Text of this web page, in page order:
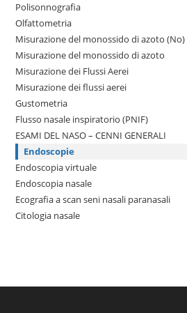
Polisonnografia
Olfattometria
Misurazione del monossido di azoto (No)
Misurazione del monossido di azoto
Misurazione dei Flussi Aerei
Misurazione dei flussi aerei
Gustometria
Flusso nasale inspiratorio (PNIF)
ESAMI DEL NASO – CENNI GENERALI
Endoscopie
Endoscopia virtuale
Endoscopia nasale
Ecografia a scan seni nasali paranasali
Citologia nasale